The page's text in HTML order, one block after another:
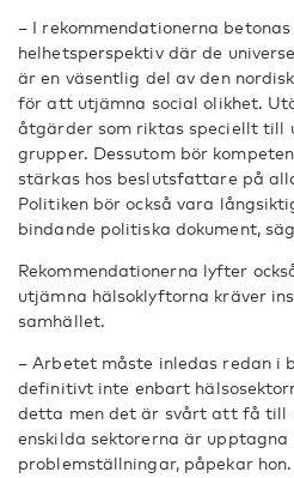
– I rekommendationerna
helhetsperspektiv där de
är en väsentlig del av den
för att utjämna social olikhet.
åtgärder som riktas speciellt till
grupper. Dessutom bör
stärkas hos beslutsfattare på
Politiken bör också vara
bindande politiska dokument,
Rekommendationerna lyfter
utjämna hälsoklyftorna kräver
samhället.
– Arbetet måste inledas redan i
definitivt inte enbart
detta men det är svårt att få till
enskilda sektorerna är upptagna
problemställningar, påpekar hon.